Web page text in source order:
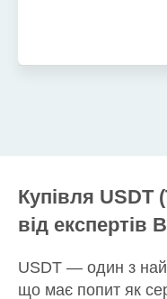
Купівля USDT
від експертів
USDT — один з
що має попит як